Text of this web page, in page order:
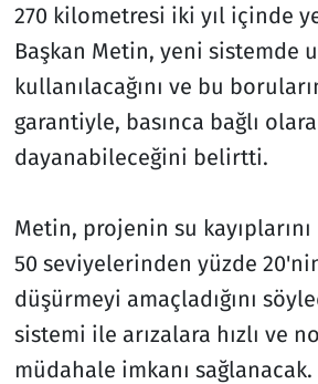
270 kilometresi iki yıl içinde
Başkan Metin, yeni sistemde
kullanılacağını ve bu
garantiyle, basınca bağlı
dayanabileceğini belirtti.
Metin, projenin su
50 seviyelerinden yüzde
düşürmeyi amaçladığını
sistemi ile arızalara hızlı ve
müdahale imkanı